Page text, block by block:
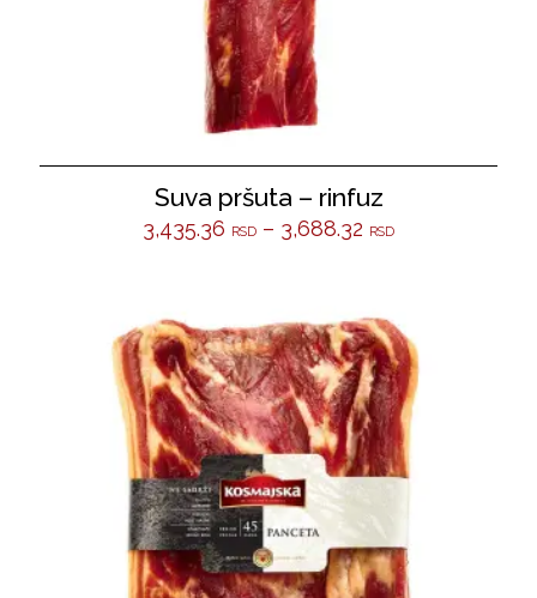
Suva pršuta – rinfuz
3,435.36 RSD – 3,688.32 RSD